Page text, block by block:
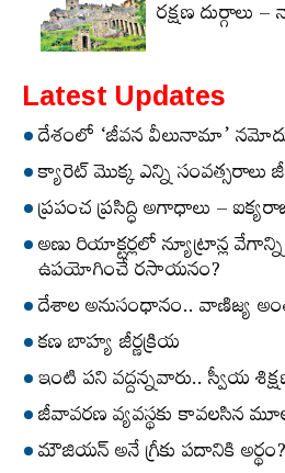
రక్షణ
Latest Updates
దేశంలో ‘జీవన వీలునామా’
క్యారెట్‌ మొక్క ఎన్ని సంవత్సరాలు
ప్రపంచ ప్రసిద్ధి అగాధాలు –
అణు రియాక్టర్లలో న్యూట్రాన్ల వేగాన్ని
ఉపయోగించే రసాయనం?
దేశాల అనుసంధానం.. వాణిజ్య
కణ బాహ్య జీర్ణక్రియ
ఇంటి పని వద్దన్నవారు.. స్వీయ
జీవావరణ వ్యవస్థకు కావలసిన
మౌజియన్‌ అనే గ్రీకు పదానికి అర్థం?